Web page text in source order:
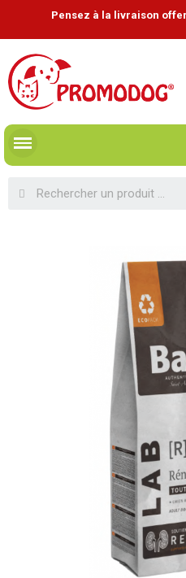
Pensez à la livraison